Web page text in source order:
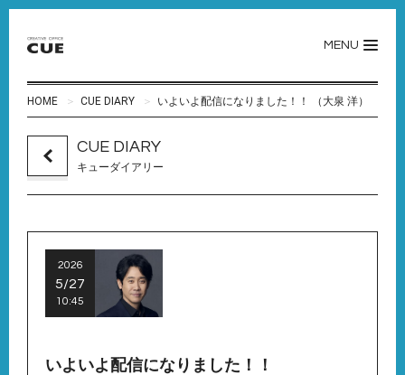
MENU
HOME CUE DIARY いよいよ配信になりました！！ （大泉 洋）
CUE DIARY
キューダイアリー
2026
5/27
10:45
いよいよ配信になりました！！